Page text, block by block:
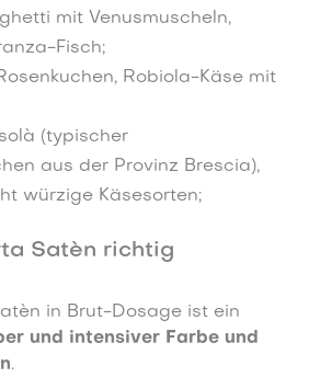
mit Venusmuscheln,
Fisch;
Robiola-Käse mit
(typischer
aus der Provinz Brescia),
würzige Käsesorten;
Satèn richtig
in Brut-Dosage ist ein
und intensiver Farbe und
.